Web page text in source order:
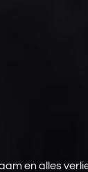
en alles